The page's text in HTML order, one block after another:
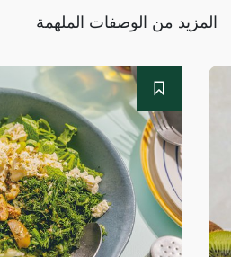
المزيد من الوصفات الملهمة